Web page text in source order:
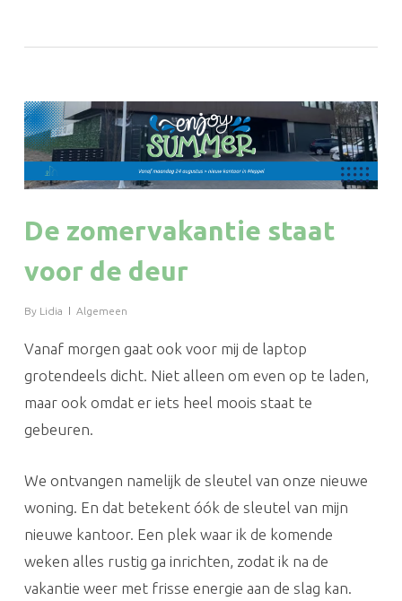
De zomervakantie staat
voor de deur
By Lidia Algemeen
Vanaf morgen gaat ook voor mij de laptop
grotendeels dicht. Niet alleen om even op te laden,
maar ook omdat er iets heel moois staat te
gebeuren.
We ontvangen namelijk de sleutel van onze nieuwe
woning. En dat betekent óók de sleutel van mijn
nieuwe kantoor. Een plek waar ik de komende
weken alles rustig ga inrichten, zodat ik na de
vakantie weer met frisse energie aan de slag kan.